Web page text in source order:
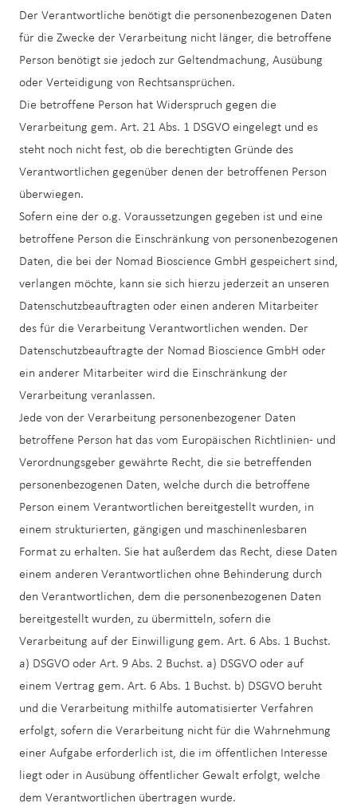
Der Verantwortliche benötigt die personenbezogenen Daten
für die Zwecke der Verarbeitung nicht länger, die betroffene
Person benötigt sie jedoch zur Geltendmachung, Ausübung
oder Verteidigung von Rechtsansprüchen.
Die betroffene Person hat Widerspruch gegen die
Verarbeitung gem. Art. 21 Abs. 1 DSGVO eingelegt und es
steht noch nicht fest, ob die berechtigten Gründe des
Verantwortlichen gegenüber denen der betroffenen Person
überwiegen.
Sofern eine der o.g. Voraussetzungen gegeben ist und eine
betroffene Person die Einschränkung von personenbezogenen
Daten, die bei der Nomad Bioscience GmbH gespeichert sind,
verlangen möchte, kann sie sich hierzu jederzeit an unseren
Datenschutzbeauftragten oder einen anderen Mitarbeiter
des für die Verarbeitung Verantwortlichen wenden. Der
Datenschutzbeauftragte der Nomad Bioscience GmbH oder
ein anderer Mitarbeiter wird die Einschränkung der
Verarbeitung veranlassen.
Jede von der Verarbeitung personenbezogener Daten
betroffene Person hat das vom Europäischen Richtlinien- und
Verordnungsgeber gewährte Recht, die sie betreffenden
personenbezogenen Daten, welche durch die betroffene
Person einem Verantwortlichen bereitgestellt wurden, in
einem strukturierten, gängigen und maschinenlesbaren
Format zu erhalten. Sie hat außerdem das Recht, diese Daten
einem anderen Verantwortlichen ohne Behinderung durch
den Verantwortlichen, dem die personenbezogenen Daten
bereitgestellt wurden, zu übermitteln, sofern die
Verarbeitung auf der Einwilligung gem. Art. 6 Abs. 1 Buchst.
a) DSGVO oder Art. 9 Abs. 2 Buchst. a) DSGVO oder auf
einem Vertrag gem. Art. 6 Abs. 1 Buchst. b) DSGVO beruht
und die Verarbeitung mithilfe automatisierter Verfahren
erfolgt, sofern die Verarbeitung nicht für die Wahrnehmung
einer Aufgabe erforderlich ist, die im öffentlichen Interesse
liegt oder in Ausübung öffentlicher Gewalt erfolgt, welche
dem Verantwortlichen übertragen wurde.